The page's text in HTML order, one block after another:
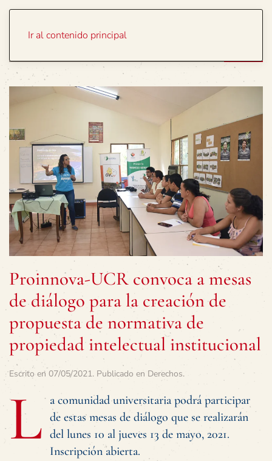
Ir al contenido principal
Proinnova-UCR convoca a mesas
de diálogo para la creación de
propuesta de normativa de
propiedad intelectual institucional
Escrito en 07/05/2021. Publicado en Derechos.
L a comunidad universitaria podrá participar
de estas mesas de diálogo que se realizarán
del lunes 10 al jueves 13 de mayo, 2021.
Inscripción abierta.